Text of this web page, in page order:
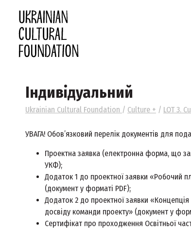
Індивідуальний
Ukrainian Cultural Foundation / Culture + / LOT 3.
УВАГА! Обов’язковий перелік документів для
Проектна заявка (електронна форма, що
УКФ);
Додаток 1 до проектної заявки «Робочий
(документ у форматі PDF);
Додаток 2 до проектної заявки
досвіду команди проекту» (документ у
Сертифікат про проходження Освітньої